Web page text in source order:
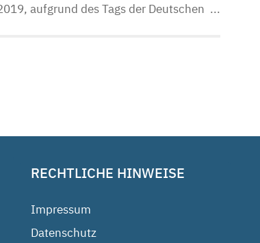
aufgrund des Tags der Deutschen ...
RECHTLICHE HINWEISE
Impressum
Datenschutz